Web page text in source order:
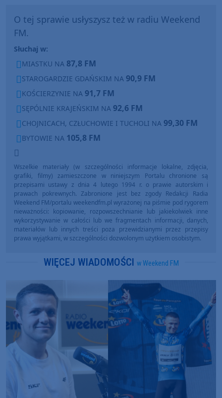
O tej sprawie usłyszysz też w radiu Weekend
FM.
Słuchaj w:
MIASTKU NA 87,8 FM
STAROGARDZIE GDAŃSKIM NA 90,9 FM
KOŚCIERZYNIE NA 91,7 FM
SĘPÓLNIE KRAJEŃSKIM NA 92,6 FM
CHOJNICACH, CZŁUCHOWIE I TUCHOLI NA 99,30 FM
BYTOWIE NA 105,8 FM
Wszelkie materiały (w szczególności informacje lokalne, zdjęcia,
grafiki, filmy) zamieszczone w niniejszym Portalu chronione są
przepisami ustawy z dnia 4 lutego 1994 r. o prawie autorskim i
prawach pokrewnych. Zabronione jest bez zgody Redakcji Radia
Weekend FM/portalu weekendfm.pl wyrażonej na piśmie pod rygorem
nieważności: kopiowanie, rozpowszechnianie lub jakiekolwiek inne
wykorzystywanie w całości lub we fragmentach informacji, danych,
materiałów lub innych treści poza przewidzianymi przez przepisy
prawa wyjątkami, w szczególności dozwolonym użytkiem osobistym.
WIĘCEJ WIADOMOŚCI w Weekend FM